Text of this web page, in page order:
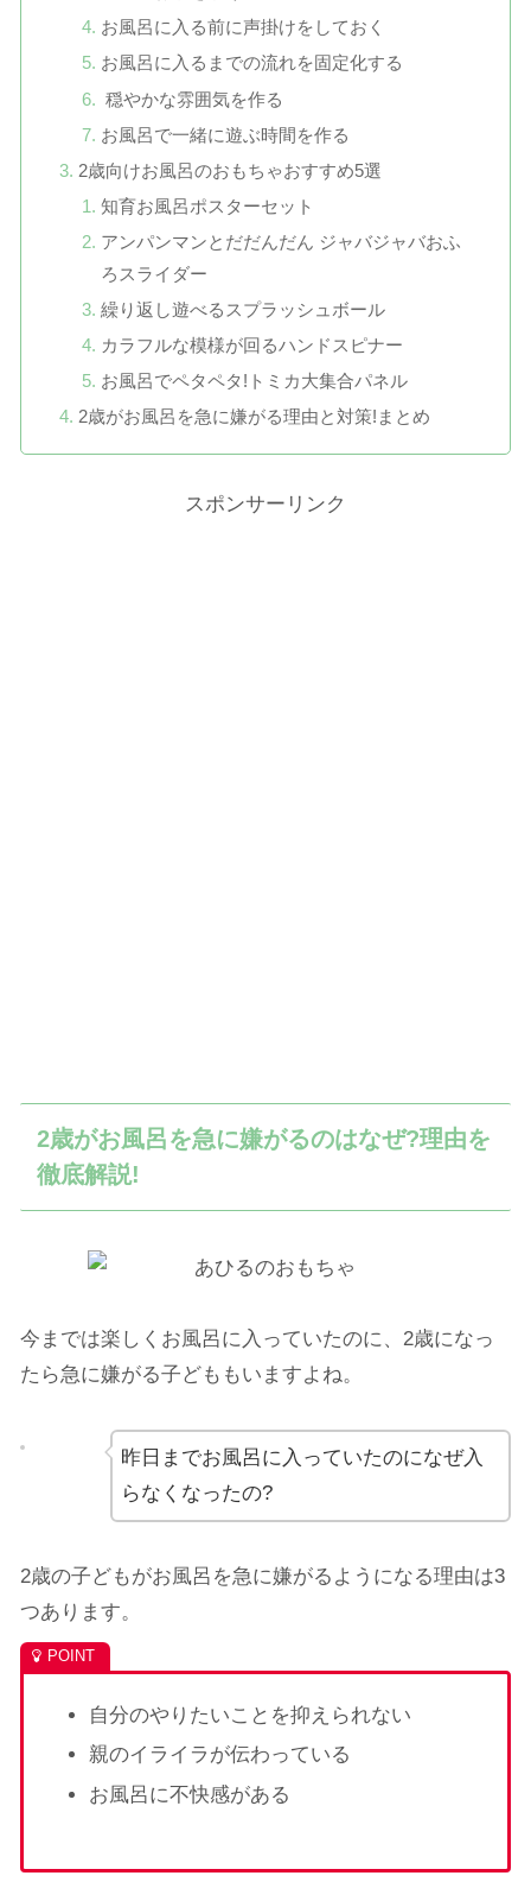
お風呂に入る前に声掛けをしておく
お風呂に入るまでの流れを固定化する
穏やかな雰囲気を作る
お風呂で一緒に遊ぶ時間を作る
2歳向けお風呂のおもちゃおすすめ5選
知育お風呂ポスターセット
アンパンマンとだだんだん ジャバジャバおふ
ろスライダー
繰り返し遊べるスプラッシュボール
カラフルな模様が回るハンドスピナー
お風呂でペタペタ!トミカ大集合パネル
2歳がお風呂を急に嫌がる理由と対策!まとめ
スポンサーリンク
2歳がお風呂を急に嫌がるのはなぜ?理由を
徹底解説!
今までは楽しくお風呂に入っていたのに、2歳になっ
たら急に嫌がる子どももいますよね。
昨日までお風呂に入っていたのになぜ入
らなくなったの?
2歳の子どもがお風呂を急に嫌がるようになる理由は3
つあります。
自分のやりたいことを抑えられない
親のイライラが伝わっている
お風呂に不快感がある